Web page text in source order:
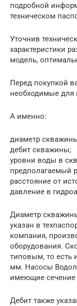
подробной
техническом
Уточнив
характеристики
модель,
Перед покупкой
необходимые для
А именно:
диаметр
дебит скважины;
уровни воды в
предполагаемый
расстояние от
давление в
Диаметр
указан в
компания,
оборудования.
типовым, то есть
мм. Насосы
имеющие сечение
Дебит также